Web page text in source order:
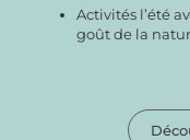
Activités l’été
goût de la